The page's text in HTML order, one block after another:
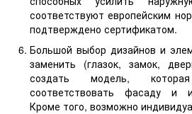
соответствуют европейским
подтверждено сертификатом.
Большой выбор дизайнов и
заменить (глазок, замок,
создать модель,
соответствовать фасаду и
Кроме того, возможно